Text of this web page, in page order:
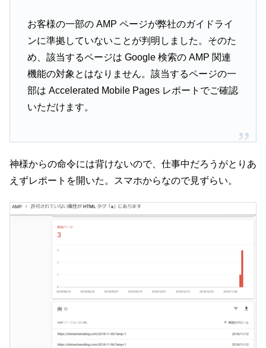
お客様の一部の AMP ページが弊社のガイドライ
ンに準拠していないことが判明しました。そのた
め、該当するページは Google 検索の AMP 関連
機能の対象とはなりません。該当するページの一
部は Accelerated Mobile Pages レポートでご確認
いただけます。
神様からの命令には背けないので、仕事中だろうがとりあ
えずレポートを開いた。スマホからなので見ずらい。